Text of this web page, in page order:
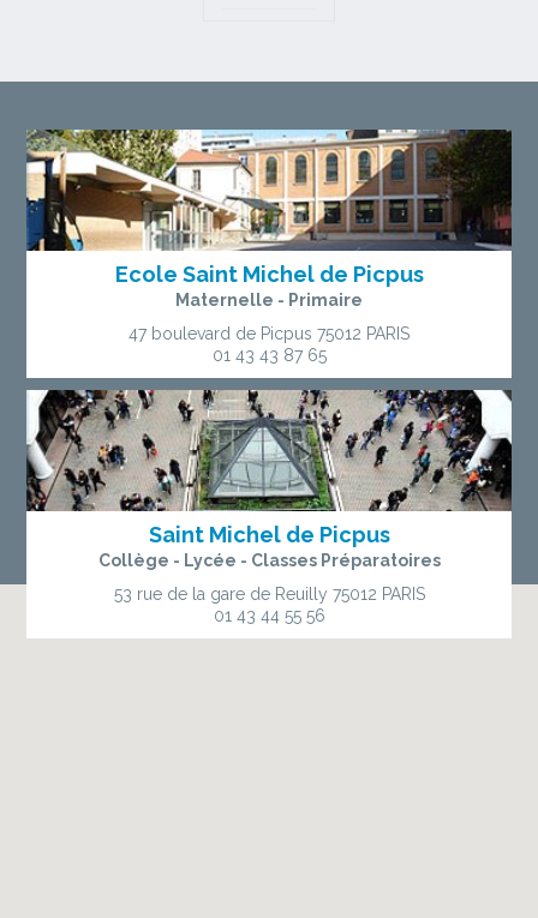
Ecole Saint Michel de Picpus
Maternelle - Primaire
47 boulevard de Picpus 75012 PARIS
01 43 43 87 65
Saint Michel de Picpus
Collège - Lycée - Classes Préparatoires
53 rue de la gare de Reuilly 75012 PARIS
01 43 44 55 56